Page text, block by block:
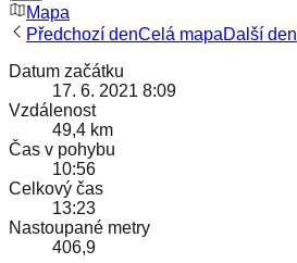
Mapa
Předchozí denCelá mapaDalší den
Datum začátku
17. 6. 2021 8:09
Vzdálenost
49,4 km
Čas v pohybu
10:56
Celkový čas
13:23
Nastoupané metry
406,9